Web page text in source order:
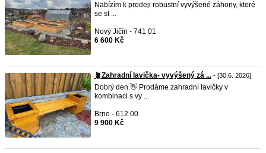
Nabízím k prodeji robustní vyvýšené záhony, které
se st ...
Nový Jičín - 741 01
6 600 Kč
🪴Zahradní lavička- vyvýšený zá ... - [30.6. 2026]
Dobrý den.👋 Prodáme zahradní lavičky v
kombinaci s vy ...
Brno - 612 00
9 900 Kč